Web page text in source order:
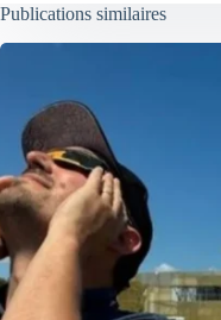
Publications similaires